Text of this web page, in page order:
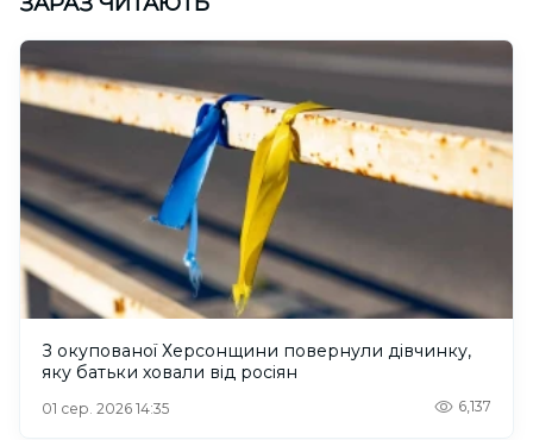
З окупованої Херсонщини повернули дівчинку,
яку батьки ховали від росіян
01 сер. 2026 14:35 6,137